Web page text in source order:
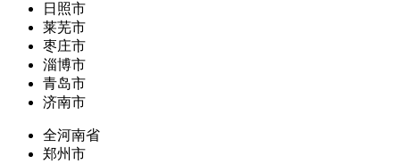
日照市
莱芜市
枣庄市
淄博市
青岛市
济南市
全河南省
郑州市